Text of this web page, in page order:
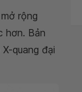
rộng
hơn. Bản
quang đại